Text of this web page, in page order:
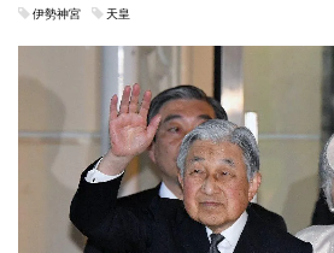
伊勢神宮 天皇